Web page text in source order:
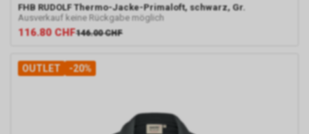
FHB RUDOLF Thermo-Jacke-Primaloft, schwarz, Gr.
Ausverkauf keine Rückgabe möglich
116.80 CHF146.00 CHF
OUTLET -20%